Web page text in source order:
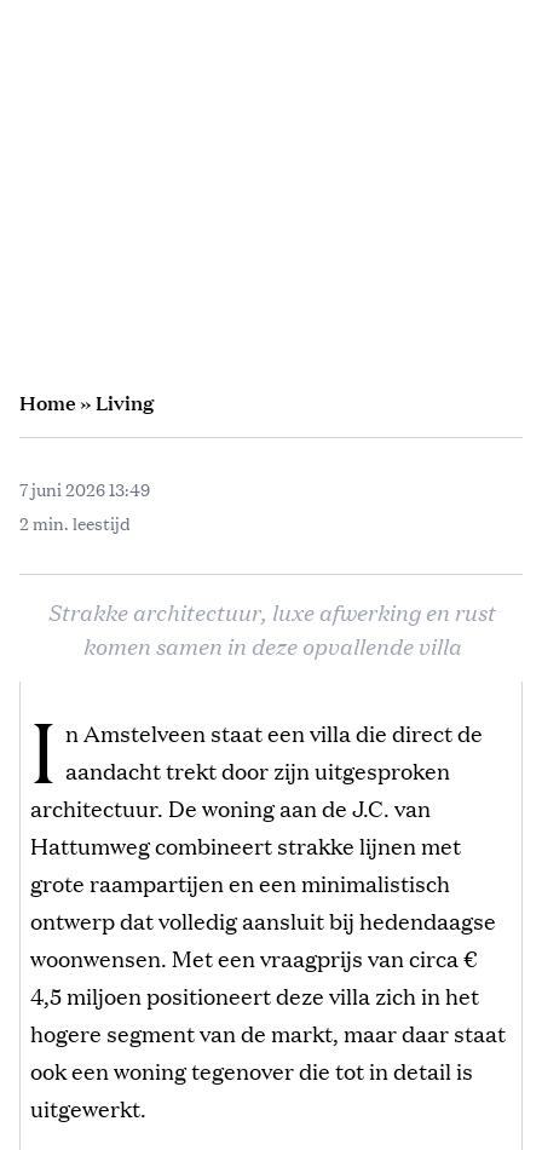
Home»Living
7 juni 2026 13:49
2 min. leestijd
Strakke architectuur, luxe afwerking en rust
komen samen in deze opvallende villa
I n Amstelveen staat een villa die direct de
aandacht trekt door zijn uitgesproken
architectuur. De woning aan de J.C. van
Hattumweg combineert strakke lijnen met
grote raampartijen en een minimalistisch
ontwerp dat volledig aansluit bij hedendaagse
woonwensen. Met een vraagprijs van circa €
4,5 miljoen positioneert deze villa zich in het
hogere segment van de markt, maar daar staat
ook een woning tegenover die tot in detail is
uitgewerkt.